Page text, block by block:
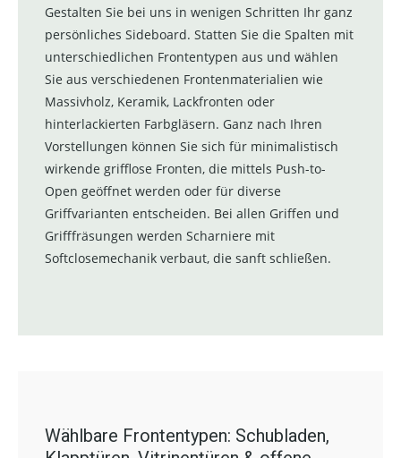
Gestalten Sie bei uns in wenigen Schritten Ihr ganz
persönliches Sideboard. Statten Sie die Spalten mit
unterschiedlichen Frontentypen aus und wählen
Sie aus verschiedenen Frontenmaterialien wie
Massivholz, Keramik, Lackfronten oder
hinterlackierten Farbgläsern. Ganz nach Ihren
Vorstellungen können Sie sich für minimalistisch
wirkende grifflose Fronten, die mittels Push-to-
Open geöffnet werden oder für diverse
Griffvarianten entscheiden. Bei allen Griffen und
Grifffräsungen werden Scharniere mit
Softclosemechanik verbaut, die sanft schließen.
Wählbare Frontentypen: Schubladen,